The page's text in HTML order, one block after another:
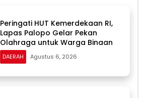
Peringati HUT Kemerdekaan RI,
Lapas Palopo Gelar Pekan
Olahraga untuk Warga Binaan
DAERAH Agustus 6, 2026